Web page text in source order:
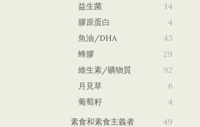
益生菌
14
膠原蛋白
4
魚油/DHA
43
蜂膠
29
維生素/礦物質
92
月見草
6
葡萄籽
4
素食和素食主義者
49